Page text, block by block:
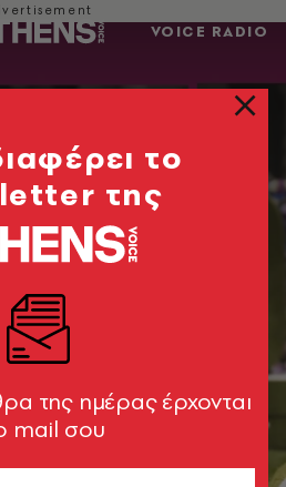
VOICE RADIO
το
της
της ημέρας έρχονται
mail σου